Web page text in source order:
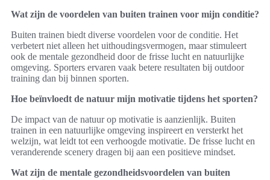
Wat zijn de voordelen van buiten trainen voor mijn conditie?
Buiten trainen biedt diverse voordelen voor de conditie. Het
verbetert niet alleen het uithoudingsvermogen, maar stimuleert
ook de mentale gezondheid door de frisse lucht en natuurlijke
omgeving. Sporters ervaren vaak betere resultaten bij outdoor
training dan bij binnen sporten.
Hoe beïnvloedt de natuur mijn motivatie tijdens het sporten?
De impact van de natuur op motivatie is aanzienlijk. Buiten
trainen in een natuurlijke omgeving inspireert en versterkt het
welzijn, wat leidt tot een verhoogde motivatie. De frisse lucht en
veranderende scenery dragen bij aan een positieve mindset.
Wat zijn de mentale gezondheidsvoordelen van buiten